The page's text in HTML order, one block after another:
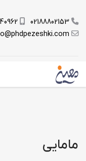
02188802153
مامایی